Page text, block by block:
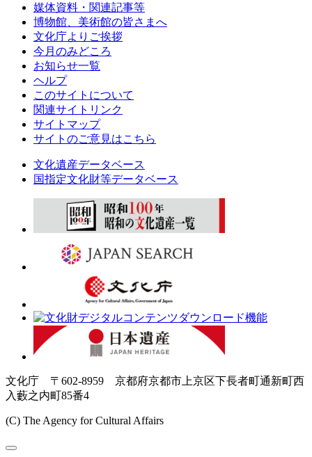
媒体資料・関連記事等
博物館、美術館の皆さまへ
文化庁よりご挨拶
今月のみどころ
お知らせ一覧
ヘルプ
このサイトについて
関連サイトリンク
サイトマップ
サイトのご意見はこちら
文化遺産データベース
国指定文化財等データベース
文化庁 〒602-8959 京都府京都市上京区下長者町通新町西
入藪之内町85番4
(C) The Agency for Cultural Affairs